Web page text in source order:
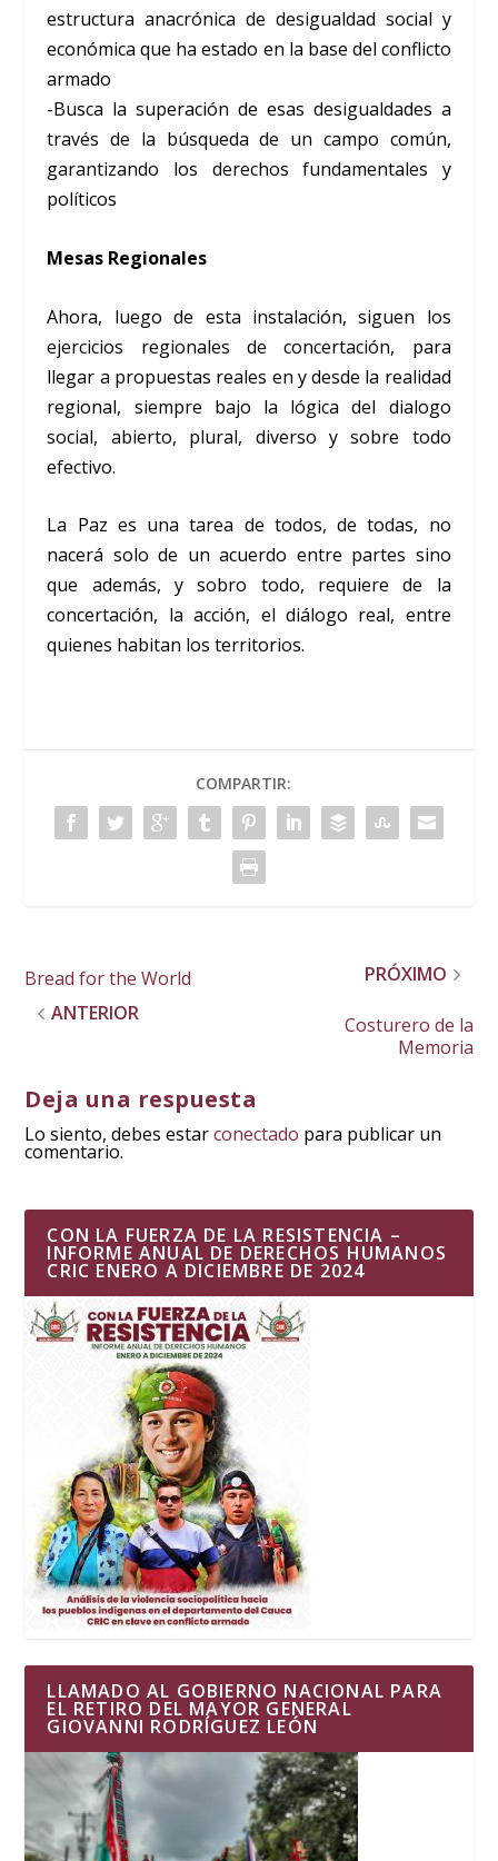
estructura anacrónica de desigualdad social y
económica que ha estado en la base del conflicto
armado
-Busca la superación de esas desigualdades a
través de la búsqueda de un campo común,
garantizando los derechos fundamentales y
políticos
Mesas Regionales
Ahora, luego de esta instalación, siguen los
ejercicios regionales de concertación, para
llegar a propuestas reales en y desde la realidad
regional, siempre bajo la lógica del dialogo
social, abierto, plural, diverso y sobre todo
efectivo.
La Paz es una tarea de todos, de todas, no
nacerá solo de un acuerdo entre partes sino
que además, y sobro todo, requiere de la
concertación, la acción, el diálogo real, entre
quienes habitan los territorios.
COMPARTIR:
Bread for the World
ANTERIOR
PRÓXIMO
Costurero de la
Memoria
Deja una respuesta
Lo siento, debes estarconectado para publicar un
comentario.
CON LA FUERZA DE LA RESISTENCIA –
INFORME ANUAL DE DERECHOS HUMANOS
CRIC ENERO A DICIEMBRE DE 2024
LLAMADO AL GOBIERNO NACIONAL PARA
EL RETIRO DEL MAYOR GENERAL
GIOVANNI RODRÍGUEZ LEÓN